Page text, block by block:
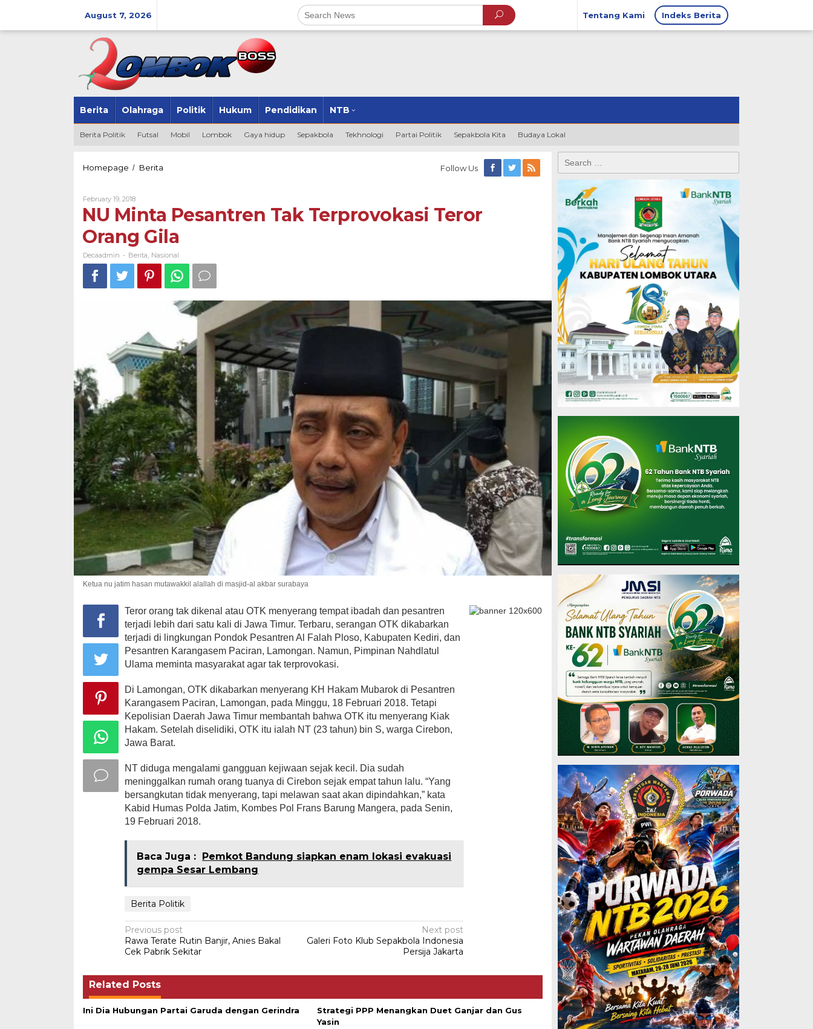
August 7, 2026 Tentang Kami Indeks Berita
Berita Olahraga Politik Hukum Pendidikan NTB
Berita Politik Futsal Mobil Lombok Gaya hidup Sepakbola Tekhnologi Partai Politik Sepakbola Kita Budaya Lokal
Homepage / Berita
Terprovokasi
Teror
Orang
Gila
Follow Us
February 19, 2018By
Decaadmin
NU Minta Pesantren Tak Terprovokasi Teror
Orang Gila
Decaadmin - Berita Nasional
Ketua nu jatim hasan mutawakkil alallah di masjid-al akbar surabaya
Teror orang tak dikenal atau OTK menyerang tempat ibadah dan pesantren
terjadi lebih dari satu kali di Jawa Timur. Terbaru, serangan OTK dikabarkan
terjadi di lingkungan Pondok Pesantren Al Falah Ploso, Kabupaten Kediri, dan
Pesantren Karangasem Paciran, Lamongan. Namun, Pimpinan Nahdlatul
Ulama meminta masyarakat agar tak terprovokasi.
Di Lamongan, OTK dikabarkan menyerang KH Hakam Mubarok di Pesantren
Karangasem Paciran, Lamongan, pada Minggu, 18 Februari 2018. Tetapi
Kepolisian Daerah Jawa Timur membantah bahwa OTK itu menyerang Kiak
Hakam. Setelah diselidiki, OTK itu ialah NT (23 tahun) bin S, warga Cirebon,
Jawa Barat.
NT diduga mengalami gangguan kejiwaan sejak kecil. Dia sudah
meninggalkan rumah orang tuanya di Cirebon sejak empat tahun lalu. “Yang
bersangkutan tidak menyerang, tapi melawan saat akan dipindahkan,” kata
Kabid Humas Polda Jatim, Kombes Pol Frans Barung Mangera, pada Senin,
19 Februari 2018.
Baca Juga :
Pemkot Bandung siapkan enam lokasi evakuasi
gempa Sesar Lembang
Berita Politik
Post
navigation
Previous post
Rawa Terate Rutin Banjir, Anies Bakal
Cek Pabrik Sekitar
Next post
Galeri Foto Klub Sepakbola Indonesia
Persija Jakarta
Related Posts
Ini Dia Hubungan Partai Garuda dengan Gerindra
Strategi PPP Menangkan Duet Ganjar dan Gus
Yasin
for: